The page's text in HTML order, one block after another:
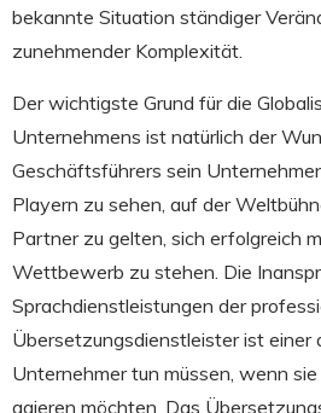
bekannte Situation ständiger
zunehmender Komplexität.
Der wichtigste Grund für die
Unternehmens ist natürlich der
Geschäftsführers sein
Playern zu sehen, auf der
Partner zu gelten, sich erfolgreich
Wettbewerb zu stehen. Die
Sprachdienstleistungen der
Übersetzungsdienstleister ist einer
Unternehmer tun müssen, wenn
agieren möchten. Das